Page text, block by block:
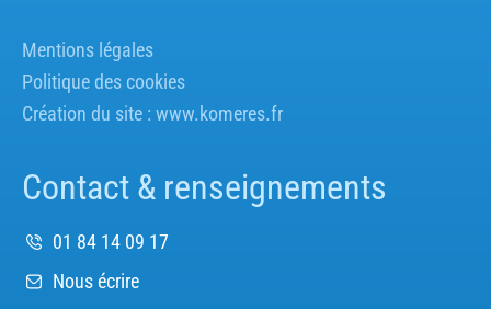
Mentions légales
Politique des cookies
Création du site : www.komeres.fr
Contact & renseignements
01 84 14 09 17
Nous écrire